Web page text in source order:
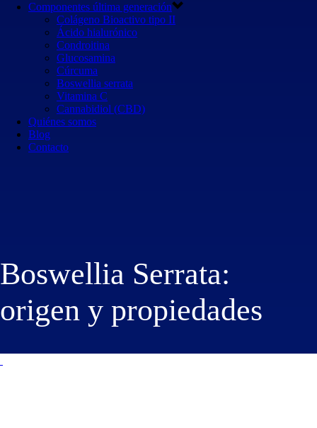
Componentes última generación
Colágeno Bioactivo tipo II
Ácido hialurónico
Condroitina
Glucosamina
Cúrcuma
Boswellia serrata
Vitamina C
Cannabidiol (CBD)
Quiénes somos
Blog
Contacto
Boswellia Serrata:
origen y propiedades